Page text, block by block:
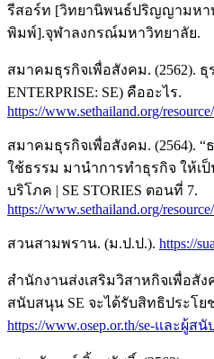
รีสอร์ท [วิทยานิพนธ์ปริญญามห
พิมพ์].จุฬาลงกรณ์มหาวิทยาลัย.
สมาคมธุรกิจเพื่อสังคม. (2562). ธุ
ENTERPRISE: SE) คืออะไร.
https://www.sethailand.org/
สมาคมธุรกิจเพื่อสังคม. (2564).
ใช้ธรรม มานำการทำธุรกิจ ให้เ
บริโภค | SE STORIES ตอนที่ 7.
https://www.sethailand.org/
สวนสามพราน. (ม.ป.ป.). https://
สำนักงานส่งเสริมวิสาหกิจเพื่อสัง
สนับสนุน SE จะได้รับสิทธิประโย
https://www.osep.or.th/se-และผู้ส